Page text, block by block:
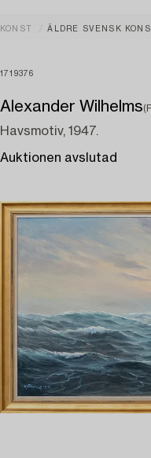
KONST ÄLDRE SVENSK
1719376
Alexander Wilhelms
Havsmotiv, 1947.
Auktionen avslutad